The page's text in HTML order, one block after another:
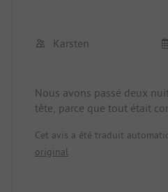
Karsten
Nous avons passé deux
tête, parce que tout était
mais il est
mais il est propre et nous
d'électricité et la douche
Cet avis a été traduit
original